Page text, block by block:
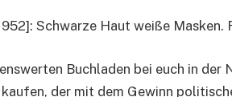
Schwarze Haut weiße Masken.
Buchladen bei euch in
kaufen, der mit dem Gewinn